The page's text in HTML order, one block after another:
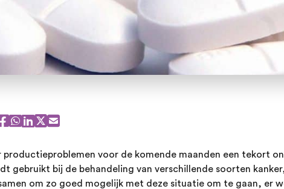
productieproblemen voor de komende maanden een tekort
gebruikt bij de behandeling van verschillende soorten
om zo goed mogelijk met deze situatie om te gaan, er